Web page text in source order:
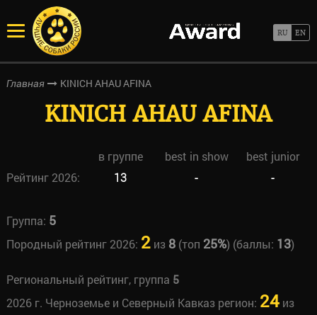
Главная KINICH AHAU AFINA
KINICH AHAU AFINA
в группе best in show
best junior
Рейтинг 2026:
13 - -
Группа: 5
Породный рейтинг 2026: 2из 8(топ 25%) (баллы: 13)
Региональный рейтинг, группа 5
2026 г. Черноземье и Северный Кавказ регион: 24из